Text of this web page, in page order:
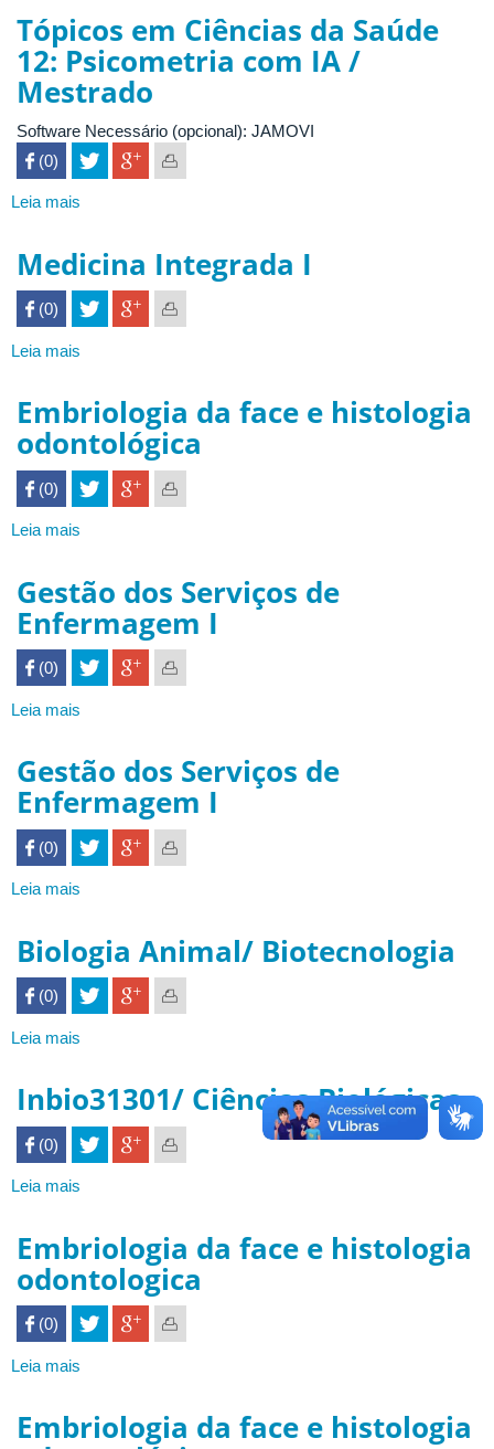
Tópicos em Ciências da Saúde
12: Psicometria com IA /
Mestrado
Software Necessário (opcional): JAMOVI
 (0)
Leia mais
Ciências
da
Saúde
IA
Mestrado
Medicina Integrada I
 (0)
Leia mais
Integrada
I
Embriologia da face e histologia
odontológica
 (0)
Leia mais
face
e
histologia
odontológica
Gestão dos Serviços de
Enfermagem I
 (0)
Leia mais
dos
Serviços
de
Enfermagem
I
Gestão dos Serviços de
Enfermagem I
 (0)
Leia mais
Serviços
de
Enfermagem
Biologia Animal/ Biotecnologia
 (0)
Leia mais
Biotecnologia
Inbio31301/ Ciências Biológicas
 (0)
Leia mais
Biológicas
Embriologia da face e histologia
odontologica
 (0)
Leia mais
da
face
Embriologia da face e histologia